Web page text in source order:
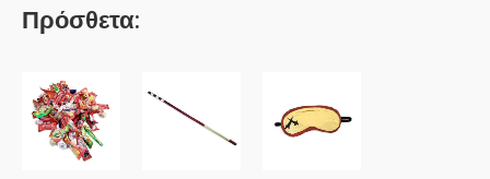
Πρόσθετα: